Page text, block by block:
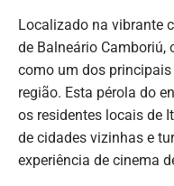
Localizado na vibrante
de Balneário Camboriú,
como um dos
região. Esta pérola do
os residentes locais de
de cidades vizinhas e
experiência de cinema